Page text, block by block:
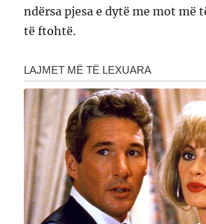
ndërsa pjesa e dytë me mot më
të ftohtë.